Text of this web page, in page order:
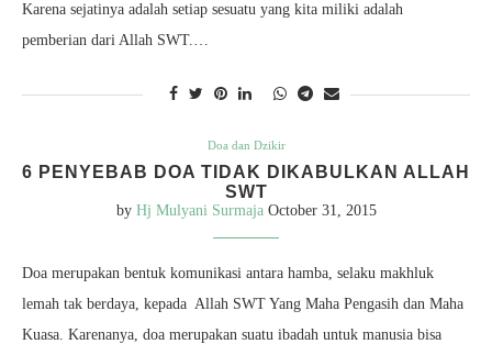
Karena sejatinya adalah setiap sesuatu yang kita miliki adalah
pemberian dari Allah SWT.…
Doa dan Dzikir
6 PENYEBAB DOA TIDAK DIKABULKAN ALLAH
SWT
by Hj Mulyani Surmaja October 31, 2015
Doa merupakan bentuk komunikasi antara hamba, selaku makhluk
lemah tak berdaya, kepada Allah SWT Yang Maha Pengasih dan Maha
Kuasa. Karenanya, doa merupakan suatu ibadah untuk manusia bisa